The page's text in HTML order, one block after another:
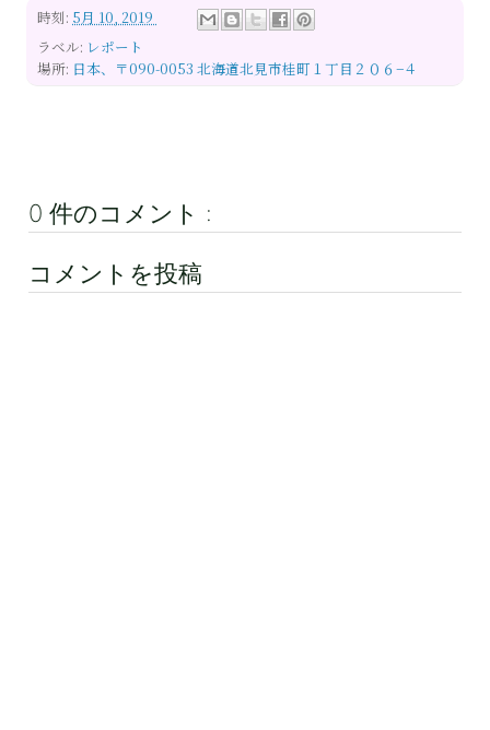
時刻: 5月 10, 2019
ラベル: レポート
場所: 日本、〒090-0053 北海道北見市桂町１丁目２０６−４
0 件のコメント :
コメントを投稿